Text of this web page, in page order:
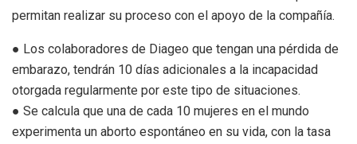
permitan realizar su proceso con el apoyo de la compañía.
● Los colaboradores de Diageo que tengan una pérdida de
embarazo, tendrán 10 días adicionales a la incapacidad
otorgada regularmente por este tipo de situaciones.
● Se calcula que una de cada 10 mujeres en el mundo
experimenta un aborto espontáneo en su vida, con la tasa